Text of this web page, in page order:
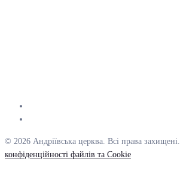
© 2026 Андріївська церква. Всі права захищені.
конфіденційності файлів та Cookie